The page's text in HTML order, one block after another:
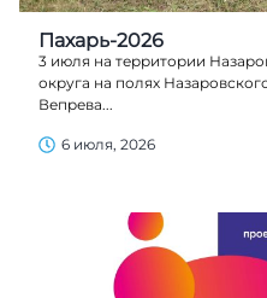
Пахарь-2026
3 июля на территории
округа на полях
Вепрева...
6 июля, 2026